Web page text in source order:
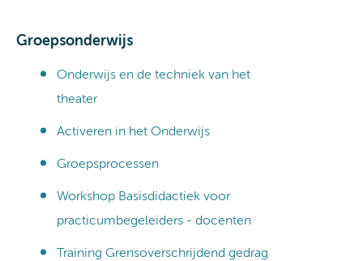
Groepsonderwijs
Onderwijs en de techniek van het
theater
Activeren in het Onderwijs
Groepsprocessen
Workshop Basisdidactiek voor
practicumbegeleiders - docenten
Training Grensoverschrijdend gedrag